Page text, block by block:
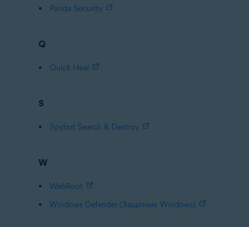
Panda Security
Q
Quick Heal
S
Spybot Search & Destroy
W
WebRoot
Windows Defender (Защитник Windows)